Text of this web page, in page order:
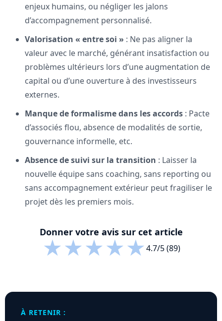
enjeux humains, ou négliger les jalons
d’accompagnement personnalisé.
Valorisation « entre soi » : Ne pas aligner la
valeur avec le marché, générant insatisfaction ou
problèmes ultérieurs lors d’une augmentation de
capital ou d’une ouverture à des investisseurs
externes.
Manque de formalisme dans les accords : Pacte
d’associés flou, absence de modalités de sortie,
gouvernance informelle, etc.
Absence de suivi sur la transition : Laisser la
nouvelle équipe sans coaching, sans reporting ou
sans accompagnement extérieur peut fragiliser le
projet dès les premiers mois.
Donner votre avis sur cet article
★★★★★4.7/5 (89)
À RETENIR :